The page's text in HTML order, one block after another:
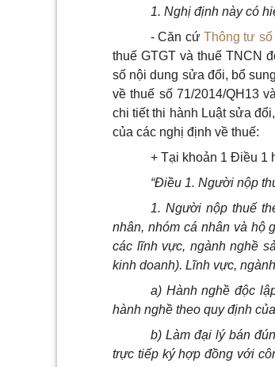
1. Nghị định này có
- Căn cứ Thông tư số
thuế GTGT và thuế TNCN
số nội dung sửa đổi, bổ
về thuế số 71/2014/QH13
chi tiết thi hành Luật sửa
của các nghị định về thuế:
+ Tại khoản 1 Điều 1
“Điều 1. Người nộp
1. Người nộp thuế
nhân, nhóm cá nhân và hộ
các lĩnh vực, ngành nghề
kinh doanh). Lĩnh vực,
a) Hành nghề độc
hành nghề theo quy định
b) Làm đại lý bán
trực tiếp ký hợp đồng với